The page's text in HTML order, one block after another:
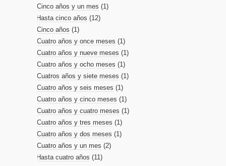
Cinco años y un mes (1)
Hasta cinco años (12)
Cinco años (1)
Cuatro años y once meses (1)
Cuatro años y nueve meses (1)
Cuatro años y ocho meses (1)
Cuatros años y siete meses (1)
Cuatro años y seis meses (1)
Cuatro años y cinco meses (1)
Cuatro años y cuatro meses (1)
Cuatro años y tres meses (1)
Cuatro años y dos meses (1)
Cuatro años y un mes (2)
Hasta cuatro años (11)